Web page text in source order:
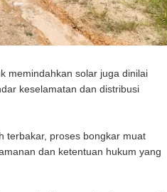
memindahkan solar juga dinilai
keselamatan dan distribusi
terbakar, proses bongkar muat
dan ketentuan hukum yang